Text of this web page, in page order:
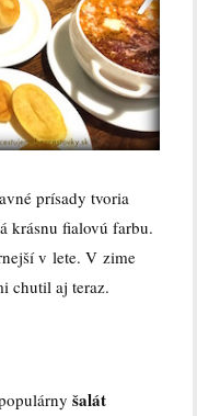
prísady tvoria
krásnu fialovú farbu.
v lete. V zime
chutil aj teraz.
šalát